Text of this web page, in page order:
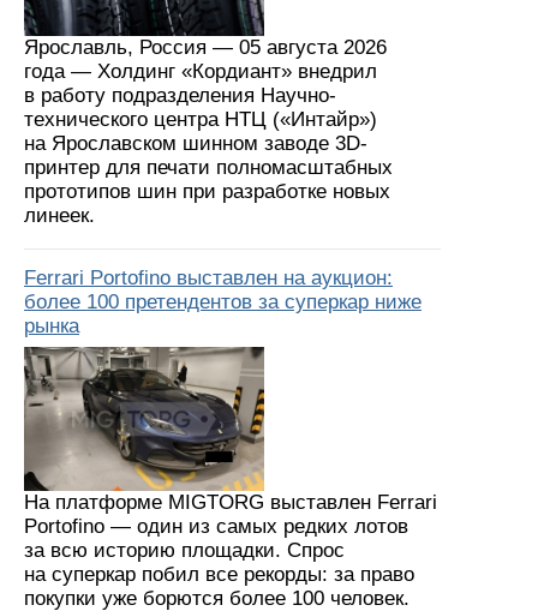
Ярославль, Россия — 05 августа 2026
года — Холдинг «Кордиант» внедрил
в работу подразделения Научно-
технического центра НТЦ («Интайр»)
на Ярославском шинном заводе 3D-
принтер для печати полномасштабных
прототипов шин при разработке новых
линеек.
Ferrari Portofino выставлен на аукцион:
более 100 претендентов за суперкар ниже
рынка
На платформе MIGTORG выставлен Ferrari
Portofino — один из самых редких лотов
за всю историю площадки. Спрос
на суперкар побил все рекорды: за право
покупки уже борются более 100 человек.